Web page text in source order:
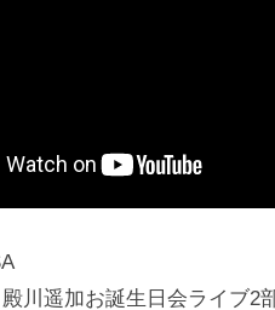
川遥加お誕生日会ライブ2